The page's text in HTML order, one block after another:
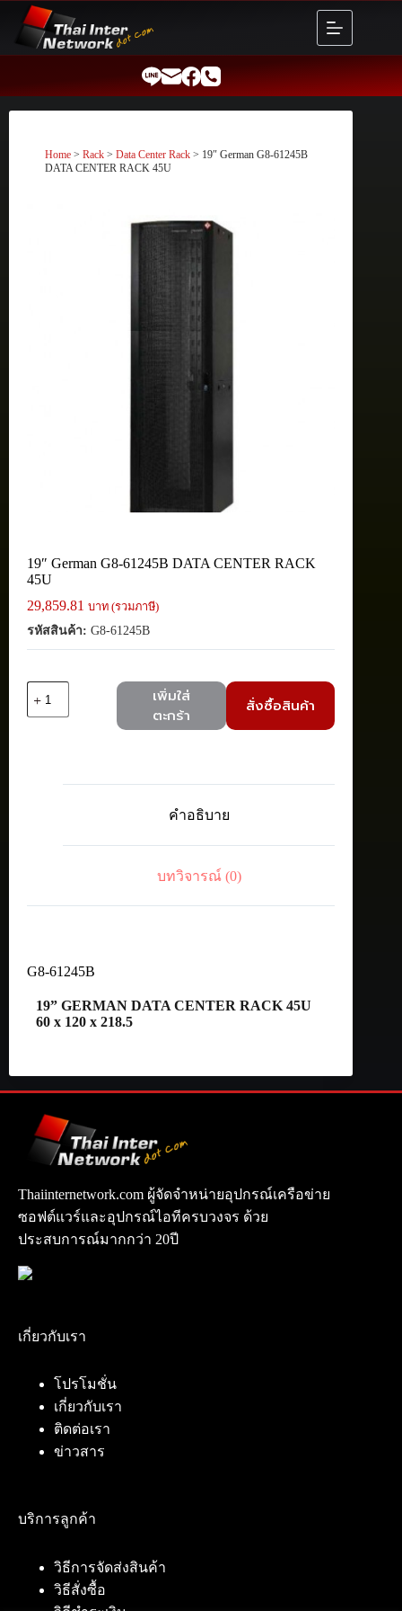
content
Home > Rack > Data Center Rack > 19″ German G8-61245B
DATA CENTER RACK 45U
19″ German G8-61245B DATA CENTER RACK
45U
29,859.81 บาท (รวมภาษี)
รหัสสินค้า: G8-61245B
19"
CENTER
เพิ่มใส่
ตะกร้า
สั่งซื้อสินค้า
คำอธิบาย
บทวิจารณ์ (0)
G8-61245B
19” GERMAN DATA CENTER RACK 45U
60 x 120 x 218.5
Thaiinternetwork.com ผู้จัดจำหน่ายอุปกรณ์เครือข่าย
ซอฟต์แวร์และอุปกรณ์ไอทีครบวงจร ด้วย
ประสบการณ์มากกว่า 20ปี
เกี่ยวกับเรา
โปรโมชั่น
เกี่ยวกับเรา
ติดต่อเรา
ข่าวสาร
บริการลูกค้า
วิธีการจัดส่งสินค้า
วิธีสั่งซื้อ